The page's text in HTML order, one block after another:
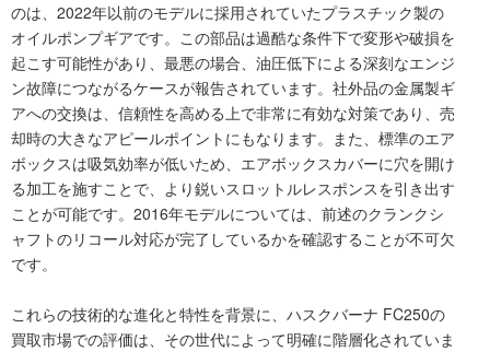
のは、2022年以前のモデルに採用されていたプラスチック製の
オイルポンプギアです。この部品は過酷な条件下で変形や破損を
起こす可能性があり、最悪の場合、油圧低下による深刻なエンジ
ン故障につながるケースが報告されています。社外品の金属製ギ
アへの交換は、信頼性を高める上で非常に有効な対策であり、売
却時の大きなアピールポイントにもなります。また、標準のエア
ボックスは吸気効率が低いため、エアボックスカバーに穴を開け
る加工を施すことで、より鋭いスロットルレスポンスを引き出す
ことが可能です。2016年モデルについては、前述のクランクシ
ャフトのリコール対応が完了しているかを確認することが不可欠
です。
これらの技術的な進化と特性を背景に、ハスクバーナ FC250の
買取市場での評価は、その世代によって明確に階層化されていま